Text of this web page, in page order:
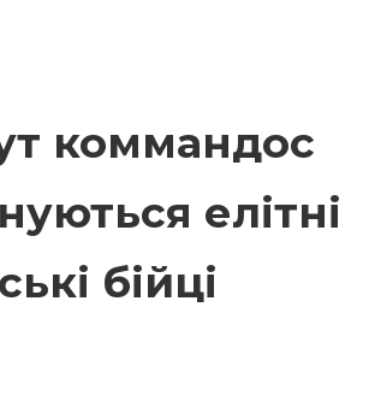
коммандос
елітні
бійці